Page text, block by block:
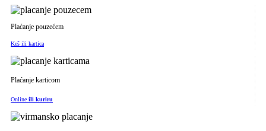
Plaćanje pouzećem
Keš ili kartica
Plaćanje karticom
Online ili kuriru